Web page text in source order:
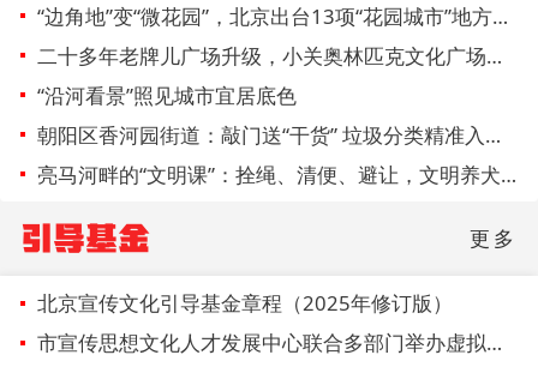
“边角地”变“微花园”，北京出台13项“花园城市”地方标准
二十多年老牌儿广场升级，小关奥林匹克文化广场焕新亮相
“沿河看景”照见城市宜居底色
朝阳区香河园街道：敲门送“干货” 垃圾分类精准入户暖民心
亮马河畔的“文明课”：拴绳、清便、避让，文明养犬一站式教到位
引导基金 更多
北京宣传文化引导基金章程（2025年修订版）
市宣传思想文化人才发展中心联合多部门举办虚拟现实影片行业发展座谈交流暨人才沙龙活动